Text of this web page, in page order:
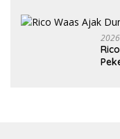
2026